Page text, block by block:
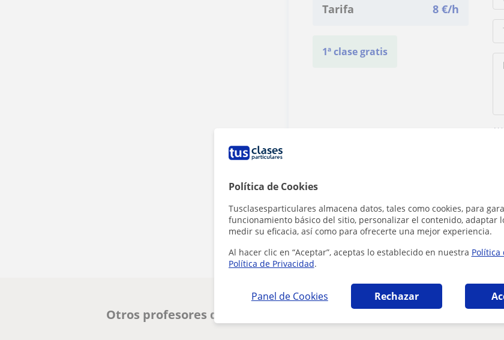
Política de Cookies
Tusclasesparticulares almacena datos, tales como cookies, para
funcionamiento básico del sitio, personalizar el contenido, adaptar
medir su eficacia, así como para ofrecerte una mejor experiencia.
Al hacer clic en “Aceptar”, aceptas lo establecido en nuestra Política
Política de Privacidad.
Panel de Cookies Rechazar
Tarifa 8 €/h
1ª clase gratis
Al
¿Hay algún error en este perfil?Cuéntanos
Otros profesores de Bachillerato en Inca que pueden interesarte